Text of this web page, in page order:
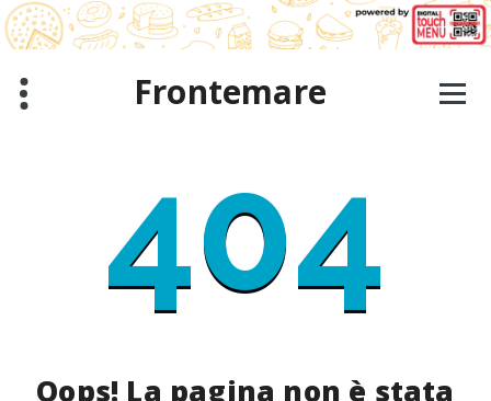
Salta
al
contenuto
Frontemare
404
Oops! La pagina non è stata